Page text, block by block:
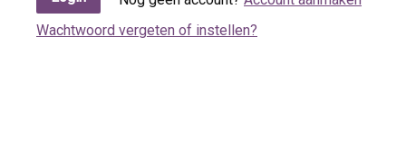
Wachtwoord vergeten of instellen?